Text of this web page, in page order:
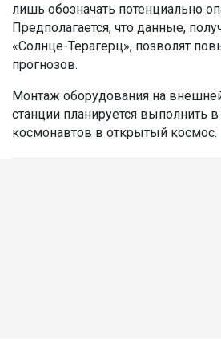
лишь обозначать потенциально
Предполагается, что данные,
«Солнце-Терагерц», позволят
прогнозов.
Монтаж оборудования на
станции планируется выполнить
космонавтов в открытый космос.